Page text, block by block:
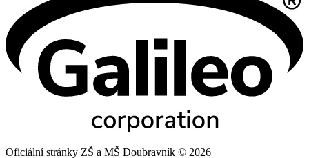
Oficiální stránky ZŠ a MŠ Doubravník © 2026